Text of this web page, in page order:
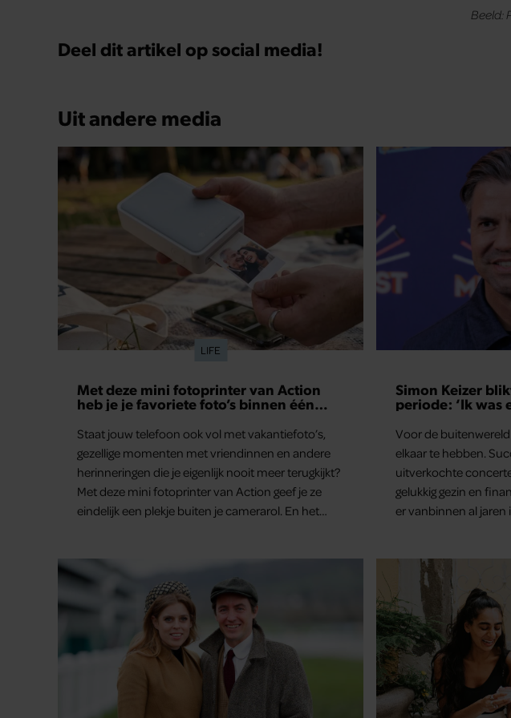
Beeld:
Deel dit artikel op social media!
Uit andere media
LIFE
Met deze mini fotoprinter van Action
heb je je favoriete foto’s binnen één
Staat jouw telefoon ook vol met vakantiefoto’s,
gezellige momenten met vriendinnen en andere
herinneringen die je eigenlijk nooit meer terugkijkt?
Met deze mini fotoprinter van Action geef je ze
eindelijk een plekje buiten je camerarol. En het
Simon Keizer
periode: ‘Ik was
Voor de
elkaar te hebben.
uitverkochte
gelukkig gezin en
er vanbinnen al jaren
steeds verder van